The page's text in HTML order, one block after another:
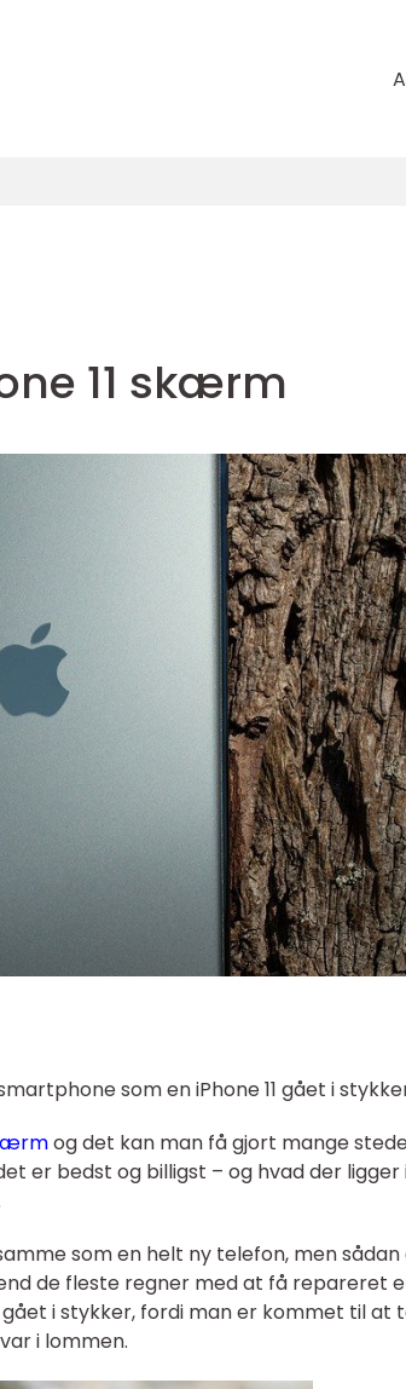
11 skærm
som en iPhone 11 gået i
og det kan man få gjort mange
er bedst og billigst – og hvad der ligger
som en helt ny telefon, men sådan
de fleste regner med at få repareret
i stykker, fordi man er kommet til at
i lommen.